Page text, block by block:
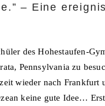
– Eine
des Hohestaufen-
Pennsylvania zu
wieder nach
keine gute Idee…